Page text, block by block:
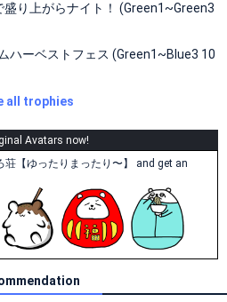
り上がらナイト！ (Green1~Green3
ハーベストフェス (Green1~Blue3 10
all trophies
Avatars now!
【ゆったりまったり〜】 and get an